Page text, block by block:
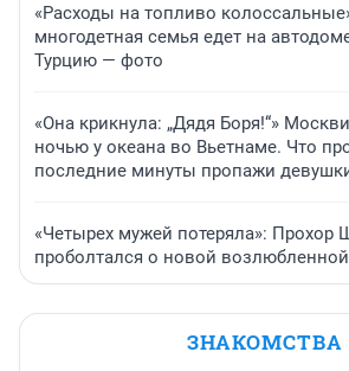
«Расходы на топливо
многодетная семья едет на
Турцию — фото
«Она крикнула: „Дядя Боря!“»
ночью у океана во Вьетнаме. Что
последние минуты пропажи
«Четырех мужей потеряла»: Прохор
проболтался о новой возлюбленной
ЗНАКОМСТВА